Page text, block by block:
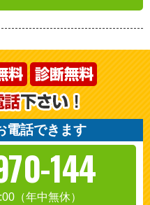
電話できます
144
（年中無休）